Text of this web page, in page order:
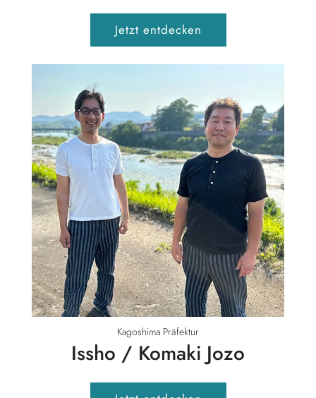
Jetzt entdecken
Kagoshima Präfektur
Issho / Komaki Jozo